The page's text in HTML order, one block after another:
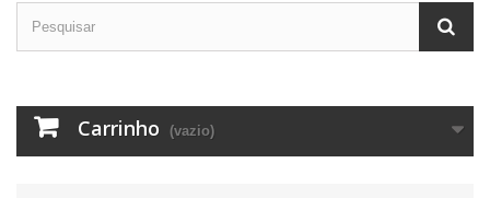
Carrinho (vazio)